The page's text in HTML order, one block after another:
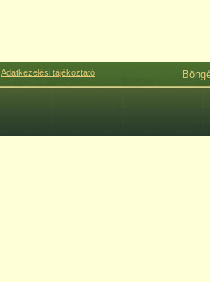
Adatkezelési tájékoztató